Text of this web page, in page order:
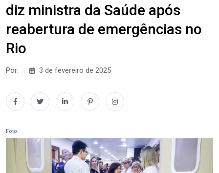
diz ministra da Saúde após
reabertura de emergências no
Rio
Por: 3 de fevereiro de 2025
Foto: